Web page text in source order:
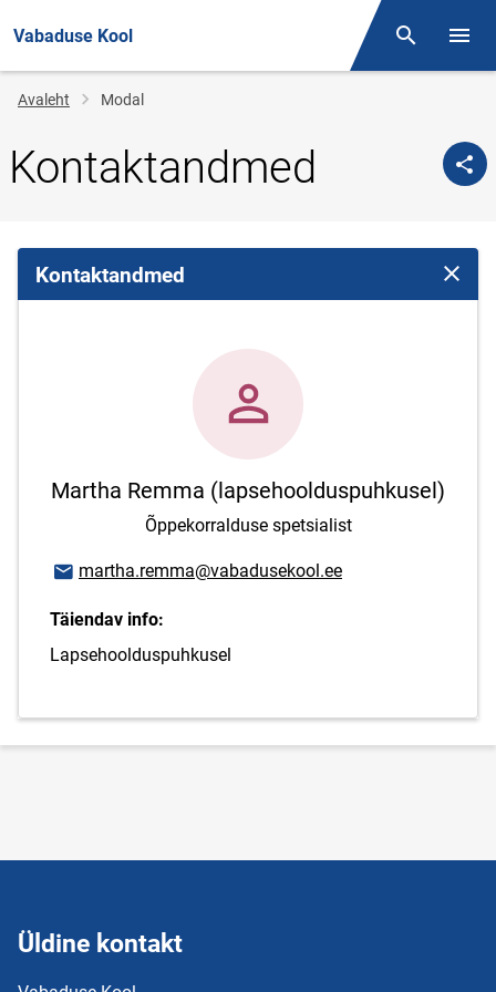
Vabaduse Kool Otsing
Jälglink
Avaleht Modal
Kontaktandmed
Kontaktandmed Sulge
Martha Remma (lapsehoolduspuhkusel)
Õppekorralduse spetsialist
E-posti aadress
martha.remma@vabadusekool.ee
Täiendav info:
Lapsehoolduspuhkusel
Üldine kontakt